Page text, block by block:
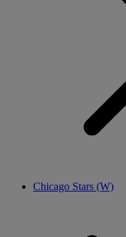
Chicago Stars (W)